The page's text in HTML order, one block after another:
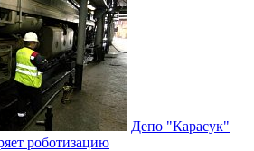
Депо "Карасук"
роботизацию